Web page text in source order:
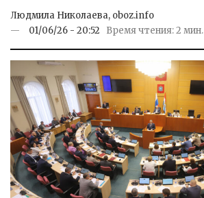
Людмила Николаева, oboz.info
01/06/26 - 20:52
Время чтения: 2 мин.